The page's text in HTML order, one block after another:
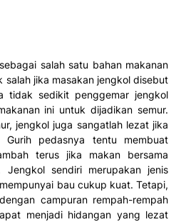
salah satu bahan makanan
salah jika masakan jengkol disebut
tidak sedikit penggemar jengkol
ini untuk dijadikan semur.
jengkol juga sangatlah lezat jika
Gurih pedasnya tentu membuat
terus jika makan bersama
Jengkol sendiri merupakan jenis
bau cukup kuat. Tetapi,
campuran rempah-rempah
menjadi hidangan yang lezat